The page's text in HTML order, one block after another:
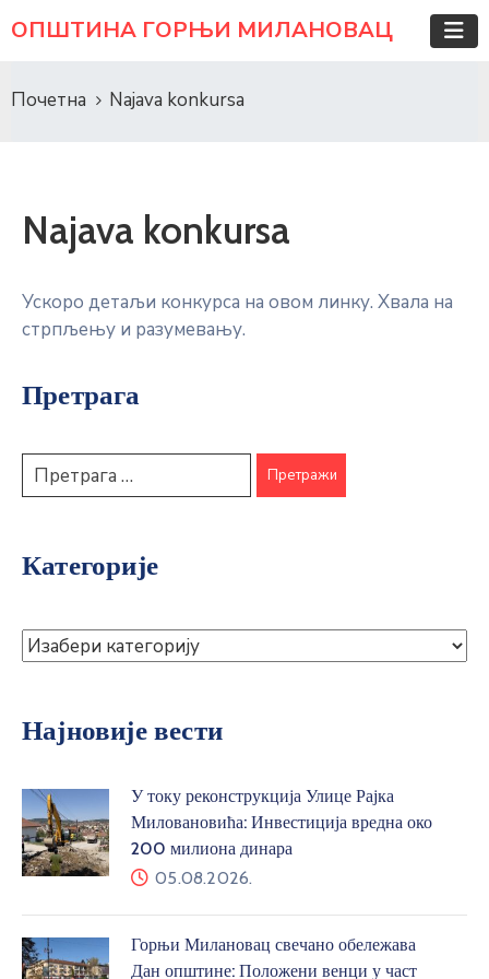
ОПШТИНА ГОРЊИ МИЛАНОВАЦ
Почетна Najava konkursa
Najava konkursa
Ускоро детаљи конкурса на овом линку. Хвала на
стрпљењу и разумевању.
Претрага
Категорије
Најновије вести
У току реконструкција Улице Рајка
Миловановића: Инвестиција вредна око
200 милиона динара
05.08.2026.
Горњи Милановац свечано обележава
Дан општине: Положени венци у част